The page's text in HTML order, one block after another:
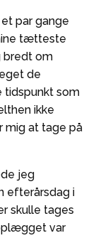
par gange
tætteste
bredt om
de
som
ikke
mig at tage på
jeg
efterårsdag i
skulle tages
var